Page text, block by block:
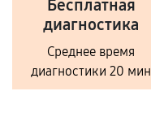
Бесплатная
диагностика
Среднее время
диагностики 20 мин